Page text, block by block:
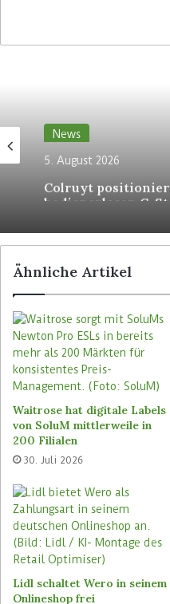
Das neue System
Lebensmittel-
Nutzern seiner Self-
individuelle
im Store anbieten.
Analysen
optimieren
Lenta plant, die durch
Steuerung des
Warenhaus zu
Lenta nun auch,
Kunden einzubinden,
Zebra Technologies
News
5. August 2026
bedienerlosen C-
Ähnliche Artikel
Waitrose hat digitale Labels
von SoluM mittlerweile in
200 Filialen
30. Juli 2026
Lidl schaltet Wero in seinem
Onlineshop frei